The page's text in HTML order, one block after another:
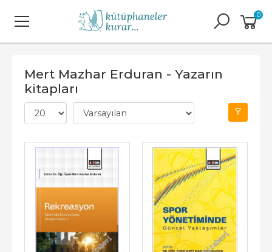
0
Mert Mazhar Erduran - Yazarın
kitapları